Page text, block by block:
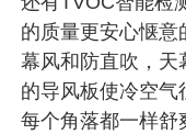
的质量更安心惬意
幕风和防直吹，天
的导风板使冷空气
每个角落都一样舒